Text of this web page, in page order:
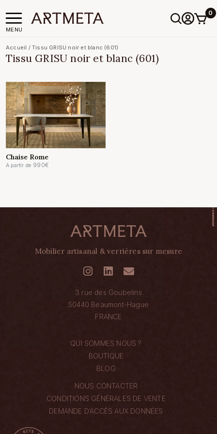
MENU
0
Accueil /Tissu GRISU noir et blanc (601)
Tissu GRISU noir et blanc (601)
Chaise Rome
A partir de 990€
Mobilier artisanal & verrières sur mesure
3 rue des Goubelins
50440 Beaumont-Hague
FRANCE
QUI SOMMES NOUS ?
BOUTIQUE
BLOG
NOUS CONTACTER
CONDITIONS GÉNÉRALES DE VENTE
DEMANDE D’ACCÈS AUX DONNÉES